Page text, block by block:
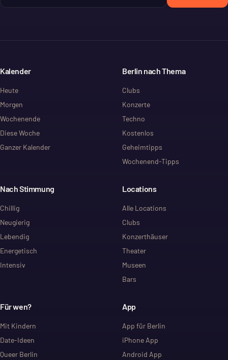
Kalender
Heute
Morgen
Wochenende
Diese Woche
Ganzer Kalender
Berlin nach Thema
Clubs
Konzerte
Techno
Kostenlos
Geheimtipps
Wochenend-Tipps
Nach Stimmung
Chillig
Neugierig
Lebendig
Energetisch
Intensiv
Locations
Alle Locations
Clubs
Konzerthäuser
Theater
Museen
Bars
Für wen?
Mit Kindern
Date-Ideen
Queer Berlin
App
App für Berlin
iPhone App
Android App